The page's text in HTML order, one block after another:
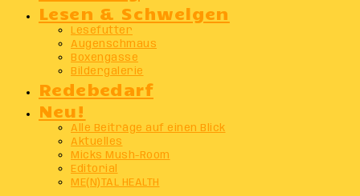
Lesen & Schwelgen
Lesefutter
Augenschmaus
Boxengasse
Bildergalerie
Redebedarf
Neu!
Alle Beiträge auf einen Blick
Aktuelles
Micks Mush-Room
Editorial
ME(N)TAL HEALTH